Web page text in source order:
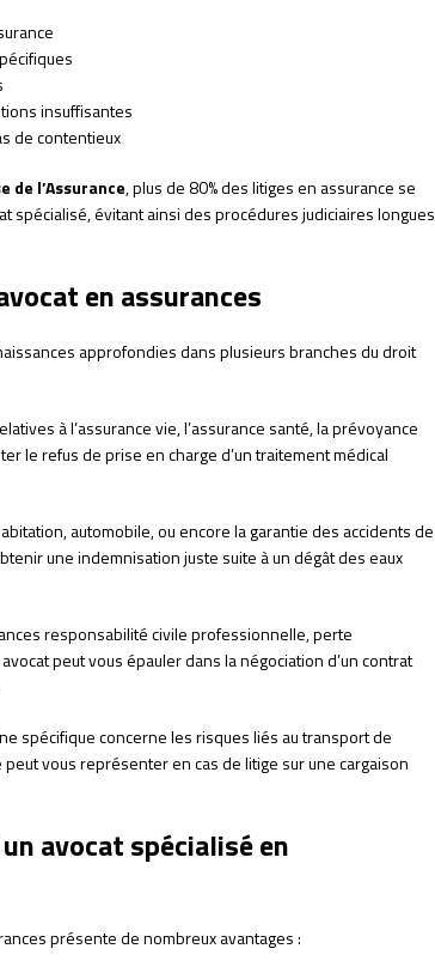
insuffisantes
de contentieux
de l’Assurance, plus de 80% des litiges en assurance se
spécialisé, évitant ainsi des procédures judiciaires longues
en assurances
approfondies dans plusieurs branches du droit
à l’assurance vie, l’assurance santé, la prévoyance
le refus de prise en charge d’un traitement médical
automobile, ou encore la garantie des accidents de
une indemnisation juste suite à un dégât des eaux
responsabilité civile professionnelle, perte
peut vous épauler dans la négociation d’un contrat
spécifique concerne les risques liés au transport de
vous représenter en cas de litige sur une cargaison
avocat spécialisé en
présente de nombreux avantages :